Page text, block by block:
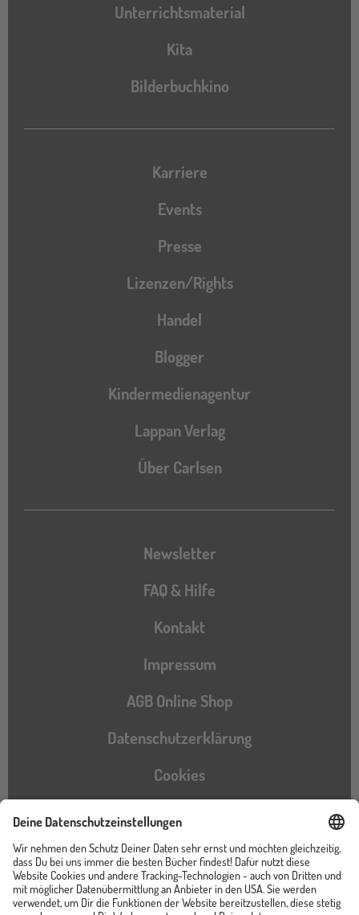
Unterrichtsmaterial
Kita
Bilderbuchkino
Karriere
Events
Presse
Lizenzen/Rights
Handel
Blogger
Kindermedienagentur
Lappan Verlag
Über Carlsen
Newsletter
FAQ & Hilfe
Kontakt
Impressum
AGB Online Shop
Datenschutzerklärung
Cookies
Barrierefreiheitserklärung
Instagram
TikTokPinterestYouTubeFacebook